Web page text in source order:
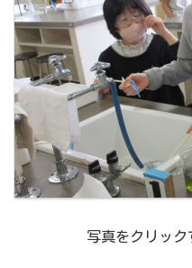
写真をクリッ